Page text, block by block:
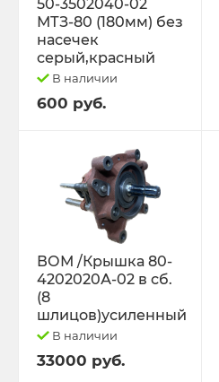
50-3502040-02
МТЗ-80 (180мм) без
насечек
серый,красный
В наличии
600 руб.
ВОМ /Крышка 80-
4202020А-02 в сб.
(8
шлицов)усиленный
В наличии
33000 руб.